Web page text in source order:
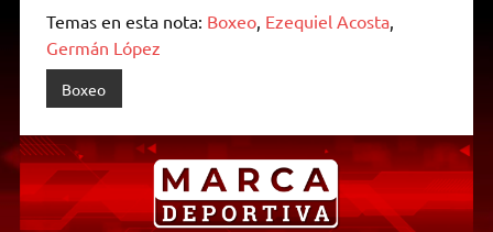
Temas en esta nota: Boxeo, Ezequiel Acosta,
Germán López
Boxeo